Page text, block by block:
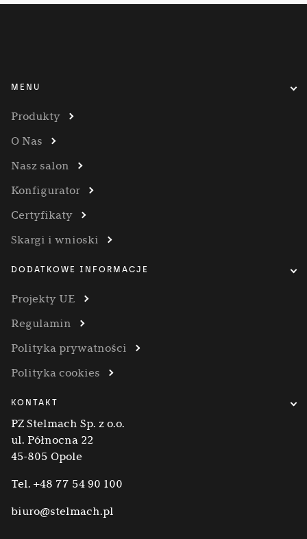
MENU
Produkty
O Nas
Nasz salon
Konfigurator
Certyfikaty
Skargi i wnioski
DODATKOWE INFORMACJE
Projekty UE
Regulamin
Polityka prywatności
Polityka cookies
KONTAKT
PZ Stelmach Sp. z o.o.
ul. Północna 22
45-805 Opole
Tel. +48 77 54 90 100
biuro@stelmach.pl